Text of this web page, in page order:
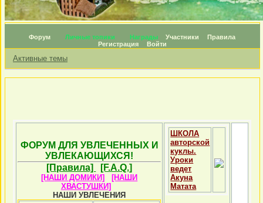
Форум Личные топики Награды Участники
Правила
Регистрация
Войти
Активные темы
ФОРУМ ДЛЯ УВЛЕЧЕННЫХ И
УВЛЕКАЮЩИХСЯ!
[Правила]
[F.A.Q.]
[НАШИ ДОМИКИ]
[НАШИ
ХВАСТУШКИ]
НАШИ УВЛЕЧЕНИЯ
ШКОЛА
авторской
куклы.
Уроки
ведет
Акуна
Матата